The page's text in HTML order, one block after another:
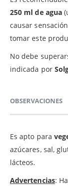
250 ml de agua
causar
tomar este
No debe
indicada por
OBSERVACIONES
Es apto para
azúcares, sal,
lácteos.
Advertencias: